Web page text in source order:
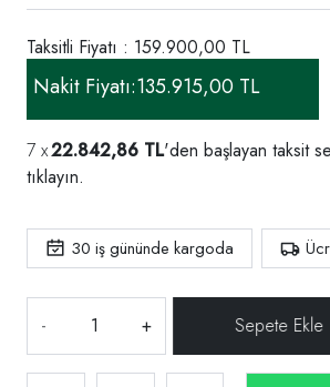
Taksitli Fiyatı : 159.900,00 TL
Nakit Fiyatı:135.915,00 TL
22.842,86 TL'den başlayan taksit
tıklayın.
30 iş gününde kargoda
- +